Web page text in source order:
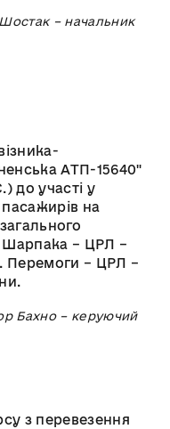
– начальник
АТП-15640"
до участі у
пасажирів на
Шарпака – ЦРЛ –
Перемоги – ЦРЛ –
Бахно – керуючий
з перевезення